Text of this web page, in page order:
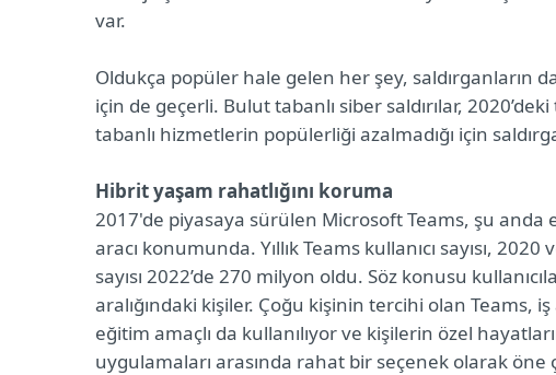
var.
Oldukça popüler hale gelen her şey, saldırganların
için de geçerli. Bulut tabanlı siber saldırılar,
tabanlı hizmetlerin popülerliği azalmadığı için
Hibrit yaşam rahatlığını koruma
2017'de piyasaya sürülen Microsoft Teams, şu anda
aracı konumunda. Yıllık Teams kullanıcı sayısı,
sayısı 2022’de 270 milyon oldu. Söz konusu
aralığındaki kişiler. Çoğu kişinin tercihi olan Teams,
eğitim amaçlı da kullanılıyor ve kişilerin özel
uygulamaları arasında rahat bir seçenek olarak öne